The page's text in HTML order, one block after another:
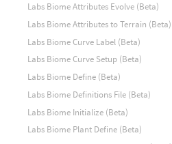
Labs Biome Attributes Evolve (Beta)
Labs Biome Attributes to Terrain (Beta)
Labs Biome Curve Label (Beta)
Labs Biome Curve Setup (Beta)
Labs Biome Define (Beta)
Labs Biome Definitions File (Beta)
Labs Biome Initialize (Beta)
Labs Biome Plant Define (Beta)